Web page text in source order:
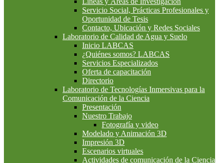
Servicio Social, Prácticas Profesionales y
Oportunidad de Tesis
Contacto, Ubicación y Redes Sociales
Laboratorio de Calidad de Agua y Suelo
Inicio LABCAS
¿Quiénes somos? LABCAS
Servicios Especializados
Oferta de capacitación
Directorio
Laboratorio de Tecnologías Inmersivas para la
Comunicación de la Ciencia
Presentación
Nuestro Trabajo
Fotografía y video
Modelado y Animación 3D
Impresión 3D
Escenarios virtuales
Actividades de comunicación de la Ciencia